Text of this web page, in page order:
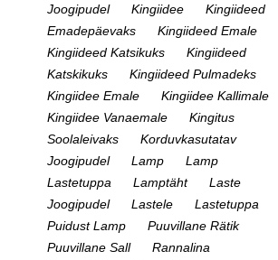
Joogipudel
Kingiidee
Kingiideed
Emadepäevaks
Kingiideed Emale
Kingiideed Katsikuks
Kingiideed
Katskikuks
Kingiideed Pulmadeks
Kingiidee Emale
Kingiidee Kallimale
Kingiidee Vanaemale
Kingitus
Soolaleivaks
Korduvkasutatav
Joogipudel
Lamp
Lamp
Lastetuppa
Lamptäht
Laste
Joogipudel
Lastele
Lastetuppa
Puidust Lamp
Puuvillane Rätik
Puuvillane Sall
Rannalina